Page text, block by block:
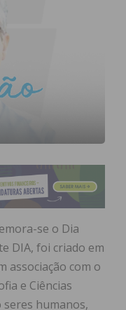
se o Dia
DIA, foi criado em
associação com o
e Ciências
humanos,